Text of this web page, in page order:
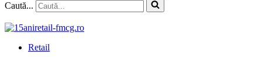
Caută...
Retail